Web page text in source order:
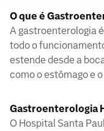
O que é
A gastroenterologia
todo o
estende desde a
como o estômago e
Gastroenterologia
O Hospital Santa